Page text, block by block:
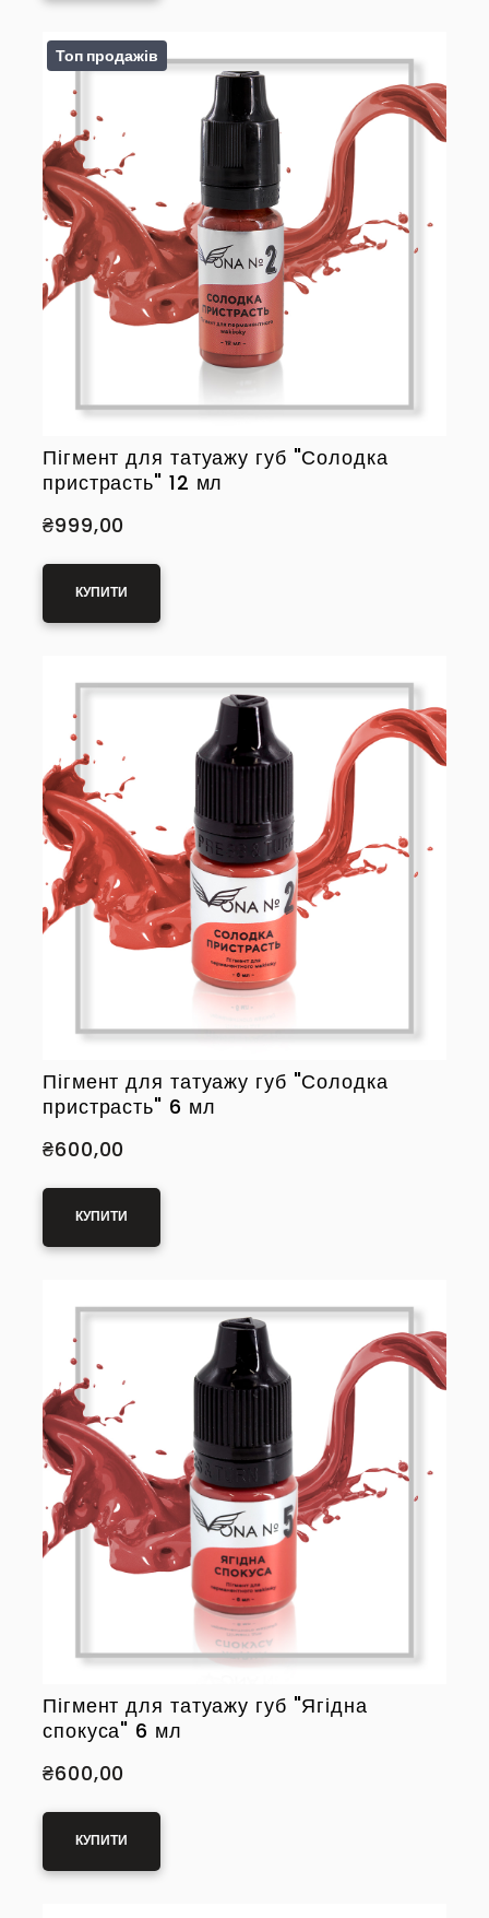
Топ продажів
Пігмент для татуажу губ "Солодка
пристрасть" 12 мл
₴999,00
КУПИТИ
Пігмент для татуажу губ "Солодка
пристрасть" 6 мл
₴600,00
КУПИТИ
Пігмент для татуажу губ "Ягідна
спокуса" 6 мл
₴600,00
КУПИТИ